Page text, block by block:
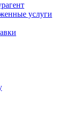
услуги